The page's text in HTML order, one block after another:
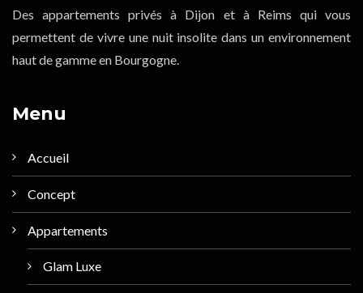
Des appartements privés à Dijon et à Reims qui vous
permettent de vivre une nuit insolite dans un environnement
haut de gamme en Bourgogne.
Menu
Accueil
Concept
Appartements
Glam Luxe